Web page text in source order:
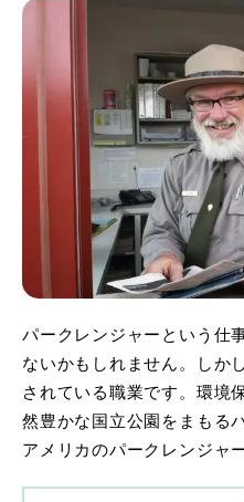
パークレンジャーという仕
ないかもしれません。しか
されている職業です。環境
然豊かな国立公園をまもる
アメリカのパークレンジャ